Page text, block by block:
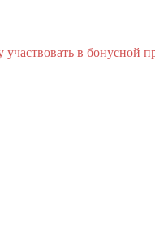
участвовать в бонусной